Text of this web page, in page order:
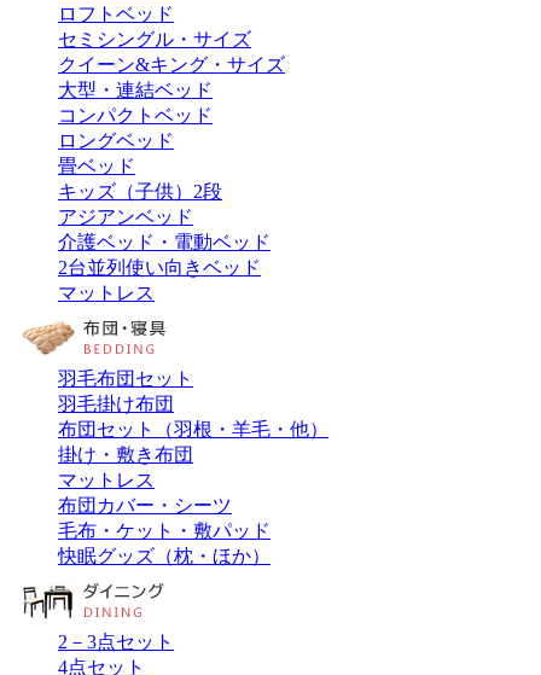
ロフトベッド
セミシングル・サイズ
クイーン&キング・サイズ
大型・連結ベッド
コンパクトベッド
ロングベッド
畳ベッド
キッズ（子供）2段
アジアンベッド
介護ベッド・電動ベッド
2台並列使い向きベッド
マットレス
羽毛布団セット
羽毛掛け布団
布団セット（羽根・羊毛・他）
掛け・敷き布団
マットレス
布団カバー・シーツ
毛布・ケット・敷パッド
快眠グッズ（枕・ほか）
2－3点セット
4点セット